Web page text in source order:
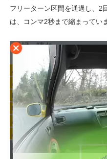
フリーターン区間を通過し、2
は、コンマ2秒まで縮まってい